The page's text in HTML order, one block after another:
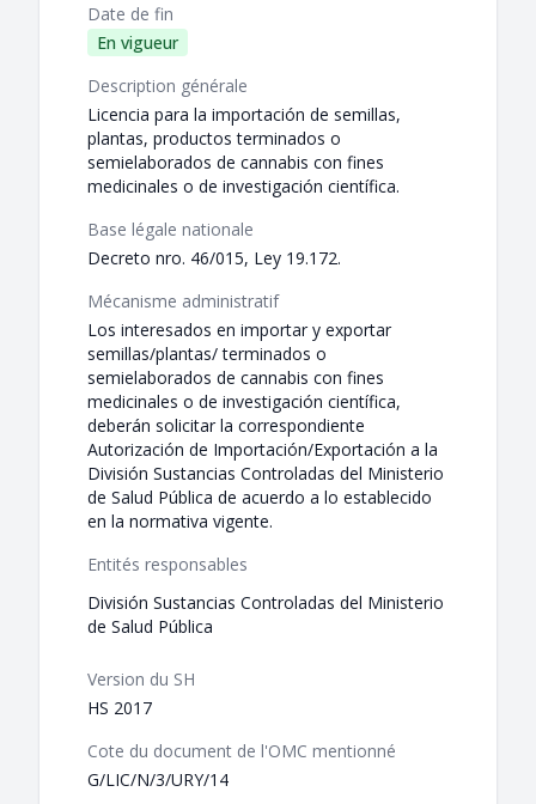
Date de fin
En vigueur
Description générale
Licencia para la importación de semillas,
plantas, productos terminados o
semielaborados de cannabis con fines
medicinales o de investigación científica.
Base légale nationale
Decreto nro. 46/015, Ley 19.172.
Mécanisme administratif
Los interesados en importar y exportar
semillas/plantas/ terminados o
semielaborados de cannabis con fines
medicinales o de investigación científica,
deberán solicitar la correspondiente
Autorización de Importación/Exportación a la
División Sustancias Controladas del Ministerio
de Salud Pública de acuerdo a lo establecido
en la normativa vigente.
Entités responsables
División Sustancias Controladas del Ministerio
de Salud Pública
Version du SH
HS 2017
Cote du document de l'OMC mentionné
G/LIC/N/3/URY/14